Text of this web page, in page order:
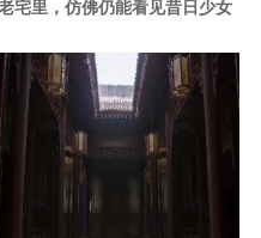
宅里，仿佛仍能看见昔日少女